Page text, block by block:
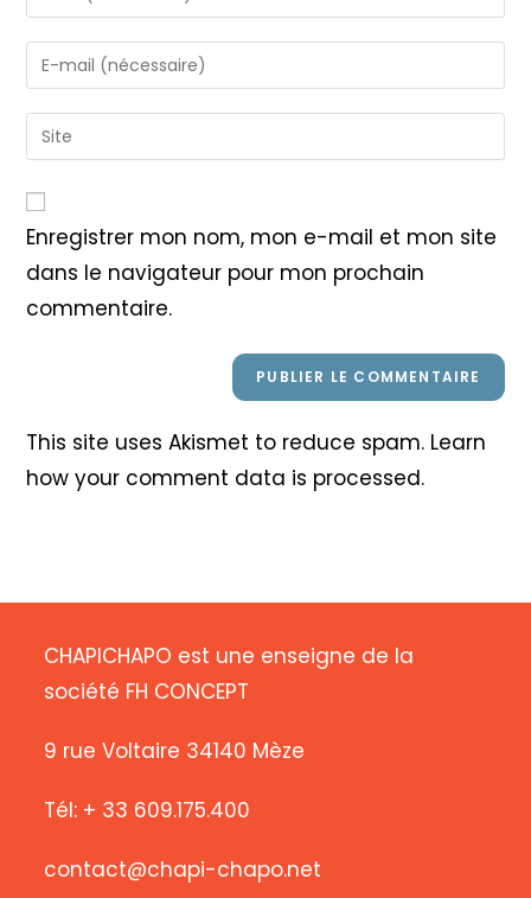
your
name
or
to
comment
Enter
your
email
address
Saisir
l’URL
votre
site
(facultatif)
Enregistrer mon nom, mon e-mail et mon site
dans le navigateur pour mon prochain
commentaire.
This site uses Akismet to reduce spam. Learn
how your comment data is processed.
CHAPICHAPO est une enseigne de la
société FH CONCEPT
9 rue Voltaire 34140 Mèze
Tél: + 33 609.175.400
contact@chapi-chapo.net